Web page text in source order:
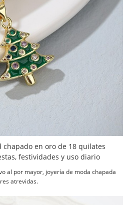
en oro de 18 quilates
festividades y uso diario
al por mayor, joyería de moda chapada
atrevidas.